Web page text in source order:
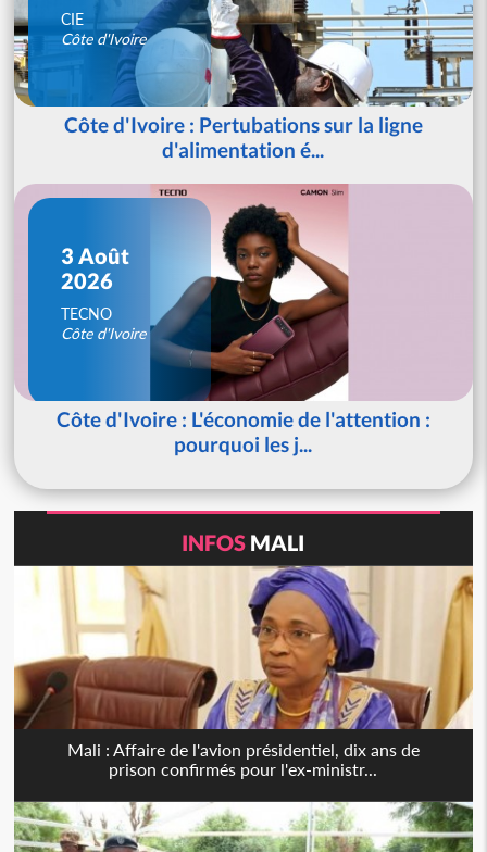
CIE
Côte d'Ivoire
Côte d'Ivoire : Pertubations sur la ligne
d'alimentation é...
3 Août
2026
TECNO
Côte d'Ivoire
Côte d'Ivoire : L'économie de l'attention :
pourquoi les j...
INFOS MALI
Mali : Affaire de l'avion présidentiel, dix ans de
prison confirmés pour l'ex-ministr...